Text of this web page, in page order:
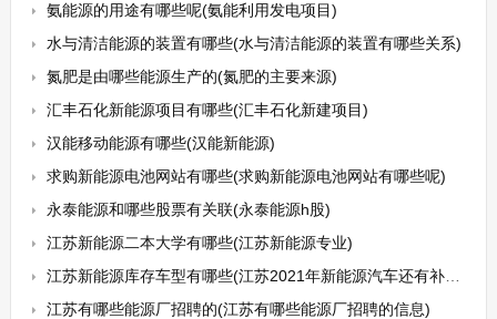
氨能源的用途有哪些呢(氨能利用发电项目)
水与清洁能源的装置有哪些(水与清洁能源的装置有哪些关系)
氮肥是由哪些能源生产的(氮肥的主要来源)
汇丰石化新能源项目有哪些(汇丰石化新建项目)
汉能移动能源有哪些(汉能新能源)
求购新能源电池网站有哪些(求购新能源电池网站有哪些呢)
永泰能源和哪些股票有关联(永泰能源h股)
江苏新能源二本大学有哪些(江苏新能源专业)
江苏新能源库存车型有哪些(江苏2021年新能源汽车还有补贴吗)
江苏有哪些能源厂招聘的(江苏有哪些能源厂招聘的信息)